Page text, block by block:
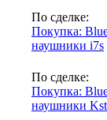
По сделке:
Покупка:
наушники i7s
По сделке:
Покупка:
наушники